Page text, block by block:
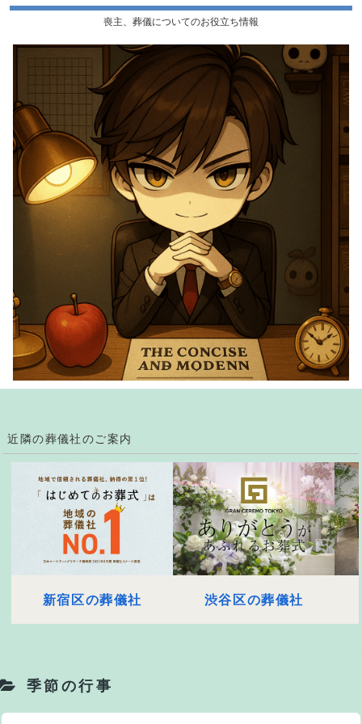
喪主、葬儀についてのお役立ち情報
近隣の葬儀社のご案内
新宿区の葬儀社 渋谷区の葬儀社
季節の行事